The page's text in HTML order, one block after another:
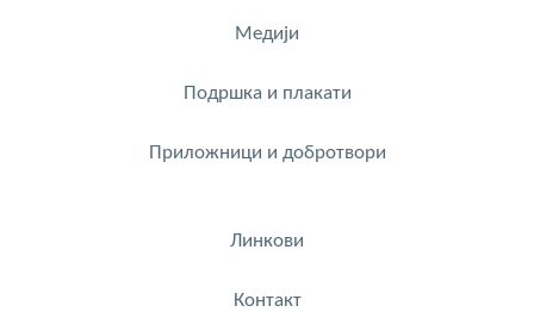
Медији
Подршка и плакати
Приложници и добротвори
Линкови
Контакт